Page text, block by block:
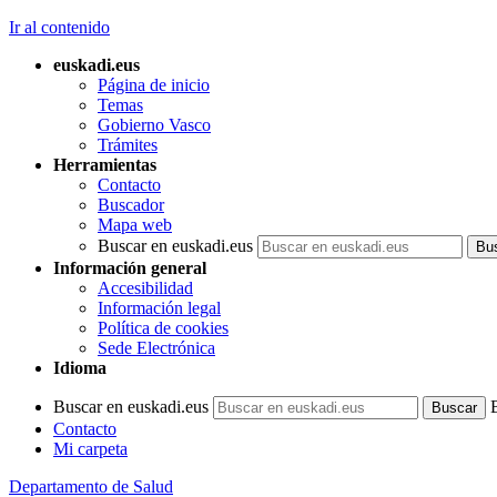
Ir al contenido
euskadi.eus
Página de inicio
Temas
Gobierno Vasco
Trámites
Herramientas
Contacto
Buscador
Mapa web
Buscar en euskadi.eus
Información general
Accesibilidad
Información legal
Política de cookies
Sede Electrónica
Idioma
Buscar en euskadi.eus
Contacto
Mi carpeta
Departamento de Salud